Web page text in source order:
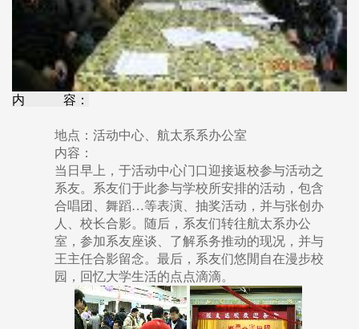
内 容：
地点：活动中心、航太系系办公室
内容：
当日早上，于活动中心门口迎接返校参与活动之
系友。系友们于此参与学校所安排的活动，包含
合唱团、舞蹈…等表演、抽奖活动，并与张创办
人、校长合影。随后，系友们转往航太系办公
室，参加系友座谈、了解系务推动的现况，并与
王主任合影留念。最后，系友们悠閒自在漫步校
园，回忆大学生活的点点滴滴。